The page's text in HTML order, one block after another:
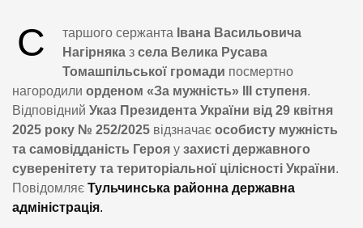
С таршого сержанта Івана Васильовича
Нагірняка з села Велика Русава
Томашпільської громади посмертно
нагородили орденом «За мужність» ІІІ ступеня.
Відповідний Указ Президента України від 29 квітня
2025 року № 252/2025 відзначає особисту мужність
та самовідданість Героя у захисті державного
суверенітету та територіальної цілісності України.
Повідомляє Тульчинська районна державна
адміністрація.